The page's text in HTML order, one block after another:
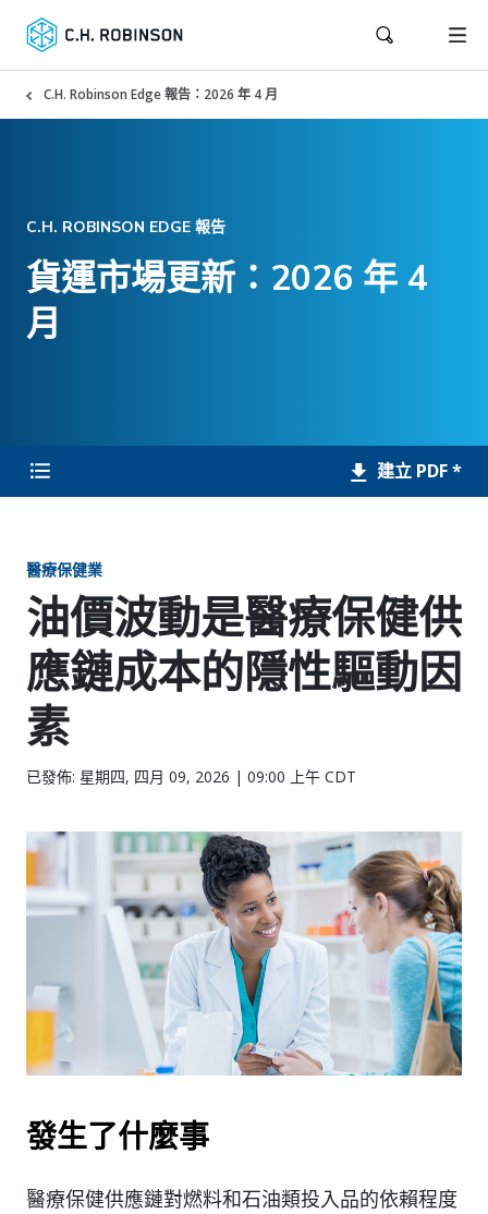
C.H. Robinson Edge 報告：2026 年 4 月
C.H. ROBINSON EDGE 報告
貨運市場更新：2026 年 4
月
建立 PDF *
醫療保健業
油價波動是醫療保健供
應鏈成本的隱性驅動因
素
已發佈: 星期四, 四月 09, 2026 | 09:00 上午 CDT
發生了什麼事
醫療保健供應鏈對燃料和石油類投入品的依賴程度